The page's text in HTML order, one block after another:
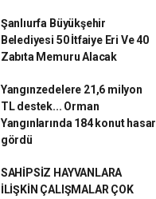
Şanlıurfa Büyükşehir
Belediyesi 50 İtfaiye Eri Ve 40
Zabıta Memuru Alacak
Yangınzedelere 21,6 milyon
TL destek... Orman
Yangınlarında 184 konut hasar
gördü
SAHİPSİZ HAYVANLARA
İLİŞKİN ÇALIŞMALAR ÇOK